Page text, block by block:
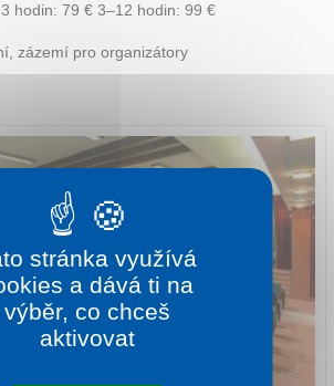
hodin: 79 € 3–12 hodin: 99 €
zázemí pro organizátory
stránka využívá
a dává ti na
výběr, co chceš
aktivovat